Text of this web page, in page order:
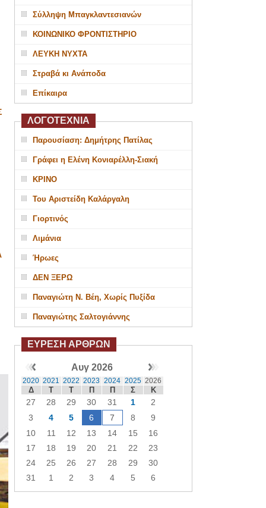
Σύλληψη Μπαγκλαντεσιανών
ΚΟΙΝΩΝΙΚΟ ΦΡΟΝΤΙΣΤΗΡΙΟ
ΛΕΥΚΗ ΝΥΧΤΑ
Στραβά κι Ανάποδα
Επίκαιρα
ΛΟΓΟΤΕΧΝΙΑ
Παρουσίαση: Δημήτρης Πατίλας
Γράφει η Ελένη Κονιαρέλλη-Σιακή
ΚΡΙΝΟ
Του Αριστείδη Καλάργαλη
Γιορτινός
Λιμάνια
Ήρωες
ΔΕΝ ΞΕΡΩ
Παναγιώτη Ν. Βέη, Χωρίς Πυξίδα
Παναγιώτης Σαλτογιάννης
ΕΥΡΕΣΗ ΑΡΘΡΩΝ
Αυγ 2026
2020 2021 2022 2023 2024 2025 2026
Δ Τ Τ Π Π Σ Κ
27 28 29 30 31 1
2
3
4 5 6 7 8
9
10
11 12 13 14 15
16
17
18 19 20 21 22
23
24
25 26 27 28 29
30
31
1 2 3 4 5 6